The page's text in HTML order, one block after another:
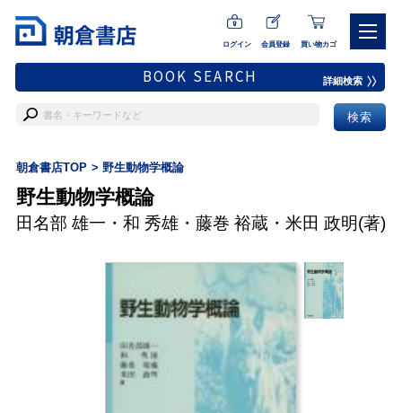
ログイン 会員登録 買い物カゴ
BOOK SEARCH 詳細検索
朝倉書店TOP 野生動物学概論
野生動物学概論
田名部 雄一 ・ 和 秀雄・ 藤巻 裕蔵・ 米田 政明(著)